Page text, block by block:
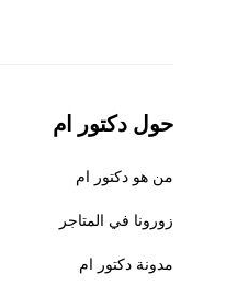
حول دكتور ام
من هو دكتور ام
زورونا في المتاجر
مدونة دكتور ام